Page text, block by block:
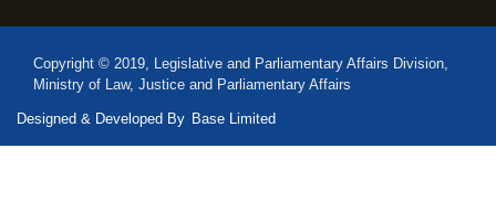
Copyright © 2019, Legislative and Parliamentary Affairs Division,
Ministry of Law, Justice and Parliamentary Affairs
Designed & Developed By Base Limited